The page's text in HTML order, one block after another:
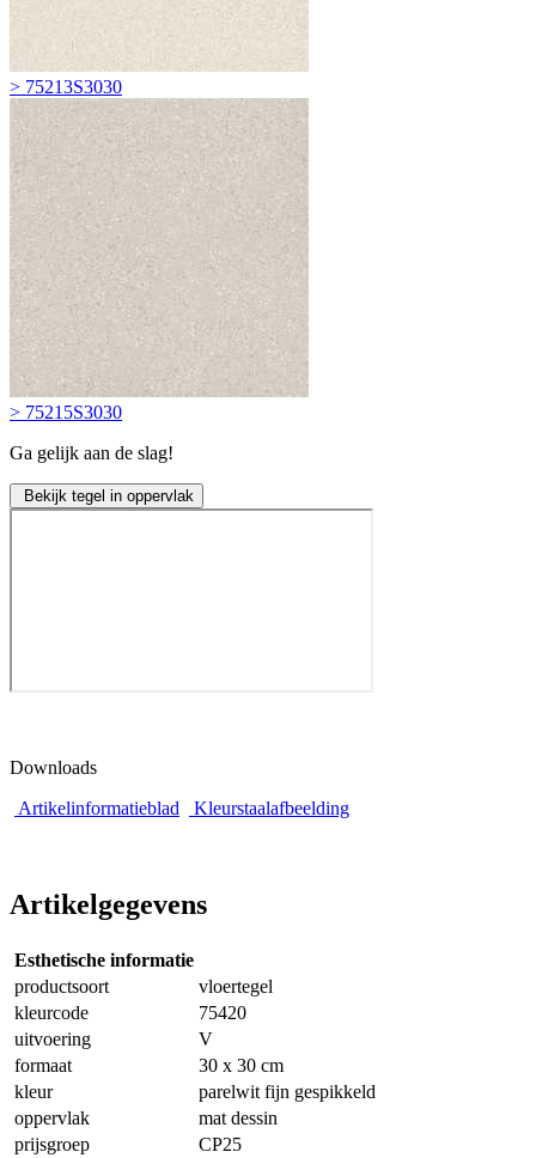
> 75213S3030
> 75215S3030
Ga gelijk aan de slag!
Bekijk tegel in oppervlak
Downloads
Artikelinformatieblad
Kleurstaalafbeelding
Artikelgegevens
Esthetische informatie
productsoort
vloertegel
kleurcode
75420
uitvoering
V
formaat
30 x 30 cm
kleur
parelwit fijn gespikkeld
oppervlak
mat dessin
prijsgroep
CP25